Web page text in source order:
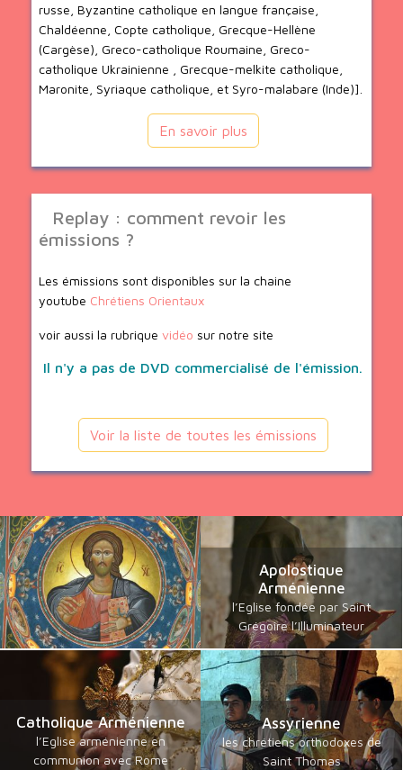
russe, Byzantine catholique en langue française,
Chaldéenne, Copte catholique, Grecque-Hellène
(Cargèse), Greco-catholique Roumaine, Greco-
catholique Ukrainienne , Grecque-melkite catholique,
Maronite, Syriaque catholique, et Syro-malabare (Inde)].
En savoir plus
Replay : comment revoir les
émissions ?
Les émissions sont disponibles sur la chaine
youtube Chrétiens Orientaux
voir aussi la rubrique vidéo sur notre site
Il n'y a pas de DVD commercialisé de l'émission.
Voir la liste de toutes les émissions
Apolostique
Arménienne
l’Eglise fondée par Saint
Grégoire l’Illuminateur
Catholique Arménienne
l’Eglise arménienne en
communion avec Rome
Assyrienne
les chrétiens orthodoxes de
Saint Thomas